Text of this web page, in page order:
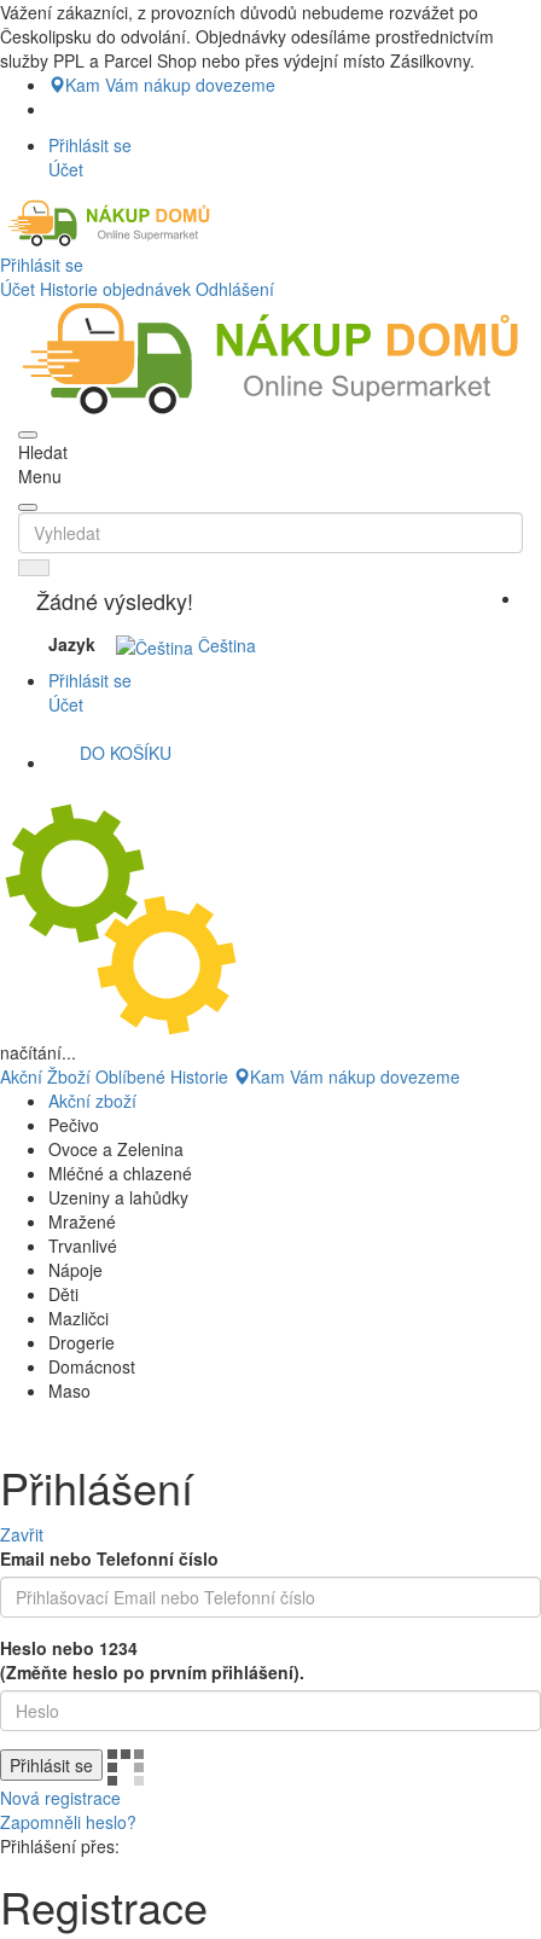
Nákup Potraviny domů, Nákup potraviny online, Čerstvé potraviny
dovezeme až k vašim dveřím. Česká lípa a okolí doprava zdarma.
Nakupdomu.cz
Vážení zákazníci, z provozních důvodů nebudeme rozvážet po
Českolipsku do odvolání. Objednávky odesíláme prostřednictvím
služby PPL a Parcel Shop nebo přes výdejní místo Zásilkovny.
Kam Vám nákup dovezeme
Přihlásit se
Účet
Přihlásit se
Účet Historie objednávek Odhlášení
Hledat
Menu
Žádné výsledky!
Jazyk
Čeština
Přihlásit se
Účet
DO KOŠÍKU
načítání...
Akční Žboží Oblíbené Historie
Kam Vám nákup dovezeme
Akční zboží
Pečivo
Ovoce a Zelenina
Mléčné a chlazené
Uzeniny a lahůdky
Mražené
Trvanlivé
Nápoje
Děti
Mazličci
Drogerie
Domácnost
Maso
Přihlášení
Zavřit
Email nebo Telefonní číslo
Heslo nebo 1234
(Změňte heslo po prvním přihlášení).
Přihlásit se
Nová registrace
Zapomněli heslo?
Přihlášení přes:
Registrace